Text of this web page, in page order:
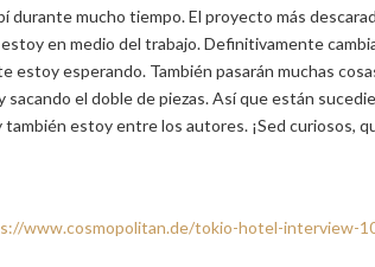
durante mucho tiempo. El proyecto más
en medio del trabajo. Definitivamente
estoy esperando. También pasarán muchas
sacando el doble de piezas. Así que están
también estoy entre los autores. ¡Sed curiosos,
www.cosmopolitan.de/tokio-hotel-interview-